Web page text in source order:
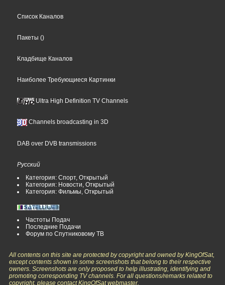
Список Каналов
Пакеты ()
Кладбище Каналов
Наиболее Требующиеся Картинки
Ultra High Definition TV Channels
Channels broadcasting in 3D
DAB over DVB transmissions
Русский
Категория: Спорт, Открытый
Категория: Новости, Открытый
Категория: Фильмы, Открытый
Частоты Подач
Последние Подачи
Форум по Спутниковому ТВ
All contents on this site are protected by copyright and owned by KingOfSat,
except contents shown in some screenshots that belong to their respective
owners. Screenshots are only proposed to help illustrating, identifying and
promoting corresponding TV channels. For all questions/remarks related to
copyright, please contact KingOfSat webmaster.